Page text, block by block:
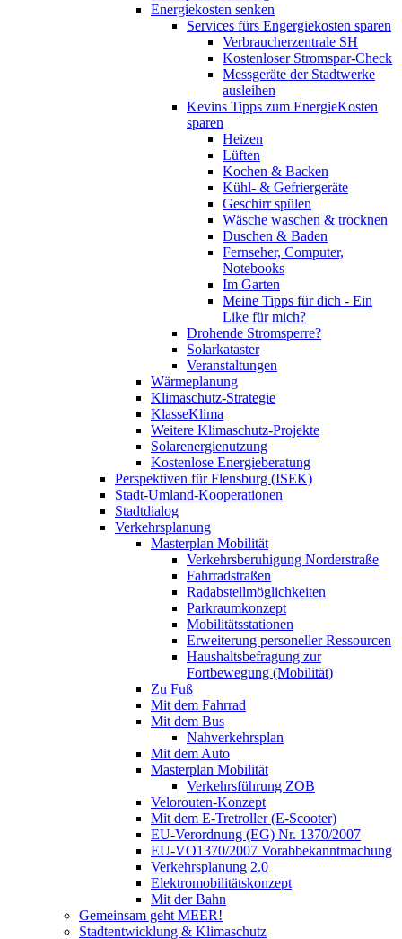
Energiekosten senken
Services fürs Engergiekosten sparen
Verbraucherzentrale SH
Kostenloser Stromspar-Check
Messgeräte der Stadtwerke
ausleihen
Kevins Tipps zum EnergieKosten
sparen
Heizen
Lüften
Kochen & Backen
Kühl- & Gefriergeräte
Geschirr spülen
Wäsche waschen & trocknen
Duschen & Baden
Fernseher, Computer,
Notebooks
Im Garten
Meine Tipps für dich - Ein
Like für mich?
Drohende Stromsperre?
Solarkataster
Veranstaltungen
Wärmeplanung
Klimaschutz-Strategie
KlasseKlima
Weitere Klimaschutz-Projekte
Solarenergienutzung
Kostenlose Energieberatung
Perspektiven für Flensburg (ISEK)
Stadt-Umland-Kooperationen
Stadtdialog
Verkehrsplanung
Masterplan Mobilität
Verkehrsberuhigung Norderstraße
Fahrradstraßen
Radabstellmöglichkeiten
Parkraumkonzept
Mobilitätsstationen
Erweiterung personeller Ressourcen
Haushaltsbefragung zur
Fortbewegung (Mobilität)
Zu Fuß
Mit dem Fahrrad
Mit dem Bus
Nahverkehrsplan
Mit dem Auto
Masterplan Mobilität
Verkehrsführung ZOB
Velorouten-Konzept
Mit dem E-Tretroller (E-Scooter)
EU-Verordnung (EG) Nr. 1370/2007
EU-VO1370/2007 Vorabbekanntmachung
Verkehrsplanung 2.0
Elektromobilitätskonzept
Mit der Bahn
Gemeinsam geht MEER!
Stadtentwicklung & Klimaschutz